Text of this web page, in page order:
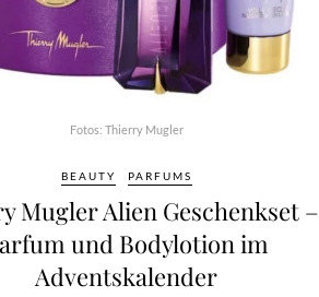
Fotos: Thierry Mugler
BEAUTY PARFUMS
Mugler Alien Geschenkset –
und Bodylotion im
Adventskalender